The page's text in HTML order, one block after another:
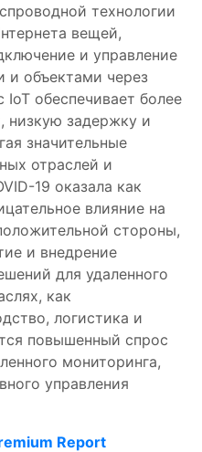
технологии
вещей,
и управление
и объектами через
IoT обеспечивает более
низкую задержку и
значительные
отраслей и
19 оказала как
влияние на
стороны,
и внедрение
для удаленного
как
логистика и
повышенный спрос
мониторинга,
управления
Report